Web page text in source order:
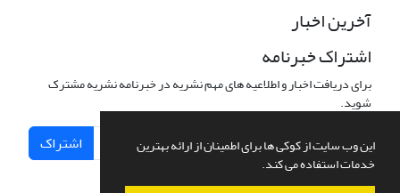
این وب سایت از کوکی ها برای اطمینان از ارائه بهترین
خدمات استفاده می کند.
آخرین اخبار
اشتراک خبرنامه
برای دریافت اخبار و اطلاعیه های مهم نشریه در خبرنامه نشریه مشترک
شوید.
اشتراک